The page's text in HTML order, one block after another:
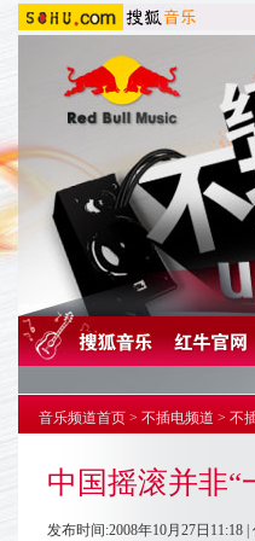
音乐频道首页 > 不插电频道 > 不
中国摇滚并非“
发布时间:2008年10月27日11:18 |